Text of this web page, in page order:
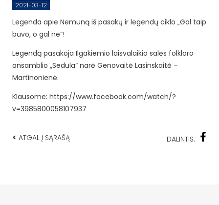
2021-03-12
Legenda apie Nemuną iš pasakų ir legendų ciklo „Gal taip
buvo, o gal ne“!
Legendą pasakoja Ilgakiemio laisvalaikio salės folkloro
ansamblio „Sedula“ narė Genovaitė Lasinskaitė –
Martinonienė.
Klausome: https://www.facebook.com/watch/?
v=3985800058107937
< ATGAL Į SĄRAŠĄ DALINTIS: